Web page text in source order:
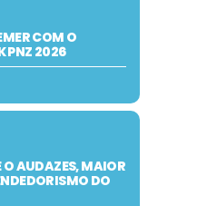
COM O
PNZ 2026
O AUDAZES, MAIOR
DO